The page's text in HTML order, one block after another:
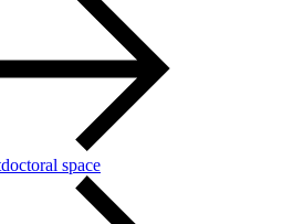
space